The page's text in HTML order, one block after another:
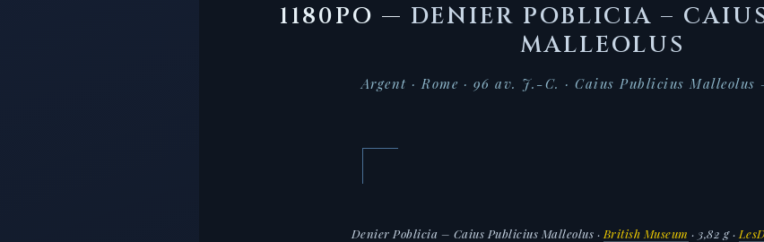
1180PO — DENIER POBLICIA –
MALLEOLUS
Argent · Rome · 96 av. J.-C. · Caius Publicius
Denier Poblicia – Caius Publicius Malleolus · British Museum · 3,82 g ·